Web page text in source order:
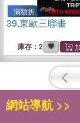
滿額折
39.東歐三聯畫
庫存：2
網站導航 >>